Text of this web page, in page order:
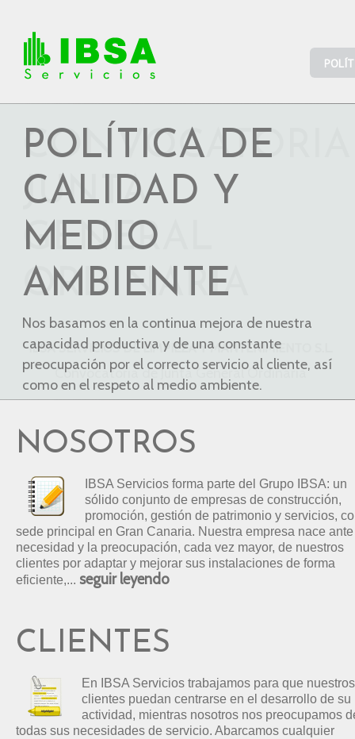
POLÍTICA DE
CALIDAD Y
MEDIO
AMBIENTE
Nos basamos en la continua mejora de nuestra
capacidad productiva y de una constante
preocupación por el correcto servicio al cliente, así
como en el respeto al medio ambiente.
NOSOTROS
IBSA Servicios forma parte del Grupo IBSA: un
sólido conjunto de empresas de construcción,
promoción, gestión de patrimonio y servicios,
sede principal en Gran Canaria. Nuestra empresa nace
necesidad y la preocupación, cada vez mayor, de nuestros
clientes por adaptar y mejorar sus instalaciones de forma
eficiente,... seguir leyendo
CLIENTES
En IBSA Servicios trabajamos para que nuestros
clientes puedan centrarse en el desarrollo de su
actividad, mientras nosotros nos preocupamos
todas sus necesidades de servicio. Abarcamos cualquier